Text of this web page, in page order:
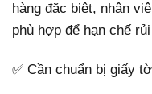
hàng đặc biệt, nhân
phù hợp để hạn chế
✅ Cần chuẩn bị giấy